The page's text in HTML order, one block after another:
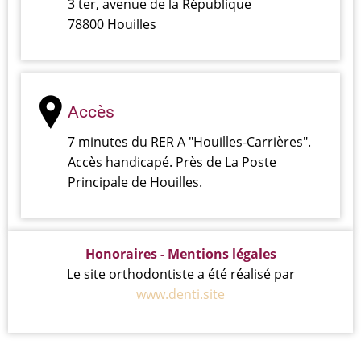
3 ter, avenue de la République
78800 Houilles
Accès
7 minutes du RER A "Houilles-Carrières".
Accès handicapé. Près de La Poste
Principale de Houilles.
Honoraires - Mentions légales
Le site orthodontiste a été réalisé par
www.denti.site